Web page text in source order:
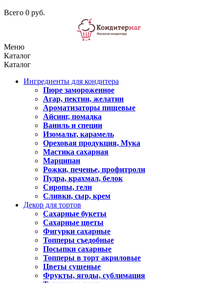
Всего 0 руб.
Меню
Каталог
Каталог
Ингредиенты для кондитера
Пюре замороженное
Агар, пектин, желатин
Ароматизаторы пищевые
Айсинг, помадка
Ваниль и специи
Изомальт, карамель
Ореховая продукция, Мука
Мастика сахарная
Марципан
Рожки, печенье, профитроли
Пудра, крахмал, белок
Сиропы, гели
Сливки, сыр, крем
Декор для тортов
Сахарные букеты
Сахарные цветы
Фигурки сахарные
Топперы съедобные
Посыпки сахарные
Топперы в торт акриловые
Цветы сушеные
Фрукты, ягоды, сублимация